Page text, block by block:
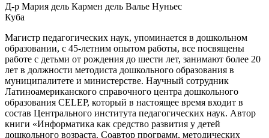
Д-р Мария дель Кармен дель Валье Нуньес
Куба
Магистр педагогических наук, упоминается в дошкольном
образовании, с 45-летним опытом работы, все посвящены
работе с детьми от рождения до шести лет, занимают более 20
лет в должности методиста дошкольного образования в
муниципалитете и министерстве. Научный сотрудник
Латиноамериканского справочного центра дошкольного
образования CELEP, который в настоящее время входит в
состав Центрального института педагогических наук. Автор
книги «Информатика как средство развития у детей
дошкольного возраста. Соавтор программ, методических